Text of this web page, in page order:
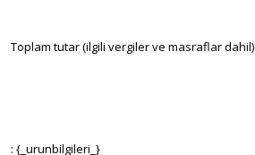
Toplam tutar (ilgili vergiler ve masraflar dahil)
: {_urunbilgileri_}